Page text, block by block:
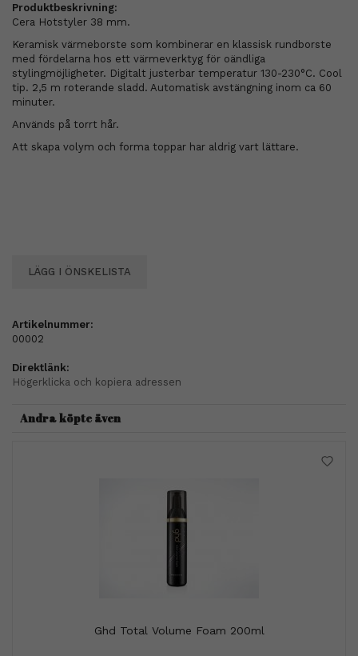
Produktbeskrivning:
Cera Hotstyler 38 mm.
Keramisk värmeborste som kombinerar en klassisk rundborste
med fördelarna hos ett värmeverktyg för oändliga
stylingmöjligheter. Digitalt justerbar temperatur 130-230°C. Cool
tip. 2,5 m roterande sladd. Automatisk avstängning inom ca 60
minuter.
Används på torrt hår.
Att skapa volym och forma toppar har aldrig vart lättare.
LÄGG I ÖNSKELISTA
Artikelnummer:
00002
Direktlänk:
Högerklicka och kopiera adressen
Andra köpte även
Ghd Total Volume Foam 200ml